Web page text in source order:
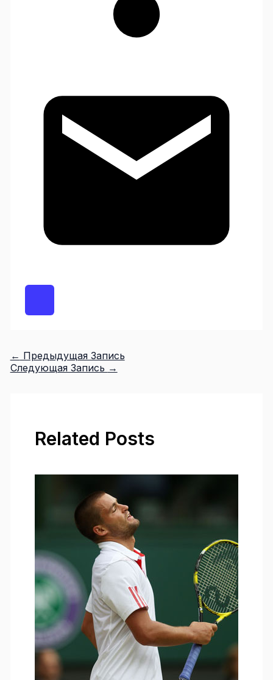
← Предыдущая Запись
Следующая Запись →
Related Posts